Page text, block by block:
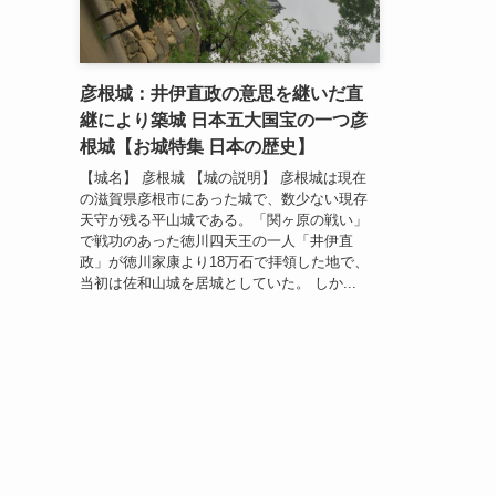
彦根城：井伊直政の意思を継いだ直
継により築城 日本五大国宝の一つ彦
根城【お城特集 日本の歴史】
【城名】 彦根城 【城の説明】 彦根城は現在
の滋賀県彦根市にあった城で、数少ない現存
天守が残る平山城である。「関ヶ原の戦い」
で戦功のあった徳川四天王の一人「井伊直
政」が徳川家康より18万石で拝領した地で、
当初は佐和山城を居城としていた。 しか...